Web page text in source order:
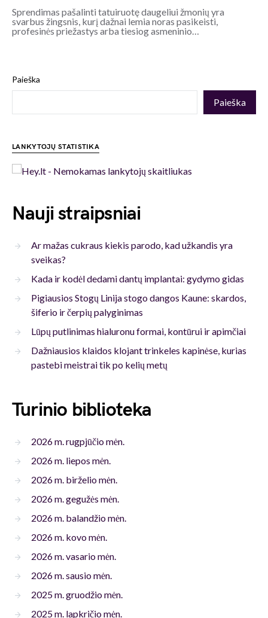
Sprendimas pašalinti tatuiruotę daugeliui žmonių yra
svarbus žingsnis, kurį dažnai lemia noras pasikeisti,
profesinės priežastys arba tiesiog asmeninio…
Paieška
Paieška
LANKYTOJŲ STATISTIKA
Nauji straipsniai
Ar mažas cukraus kiekis parodo, kad užkandis yra
sveikas?
Kada ir kodėl dedami dantų implantai: gydymo gidas
Pigiausios Stogų Linija stogo dangos Kaune: skardos,
šiferio ir čerpių palyginimas
Lūpų putlinimas hialuronu formai, kontūrui ir apimčiai
Dažniausios klaidos klojant trinkeles kapinėse, kurias
pastebi meistrai tik po kelių metų
Turinio biblioteka
2026 m. rugpjūčio mėn.
2026 m. liepos mėn.
2026 m. birželio mėn.
2026 m. gegužės mėn.
2026 m. balandžio mėn.
2026 m. kovo mėn.
2026 m. vasario mėn.
2026 m. sausio mėn.
2025 m. gruodžio mėn.
2025 m. lapkričio mėn.